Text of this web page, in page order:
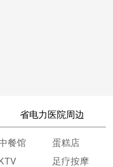
省电力医院周边
餐馆
蛋糕店
足疗按摩